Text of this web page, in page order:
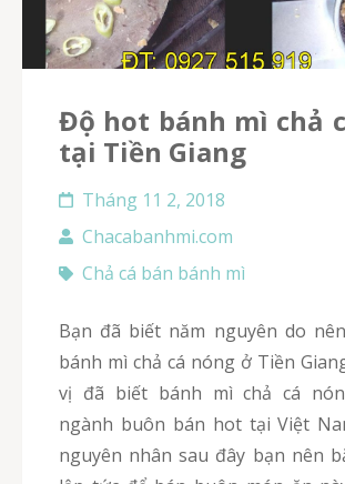
độ hot bánh mì chả cá nóng
tại Tiền Giang
Tháng 11 2, 2018
Chacabanhmi.com
Chả cá bán bánh mì
bạn đã biết năm nguyên do nên buôn bán
bánh mì chả cá nóng ở Tiền
vị đã biết bánh mì chả cá
ngành buôn bán hot tại Việt
nguyên nhân sau đây bạn nên